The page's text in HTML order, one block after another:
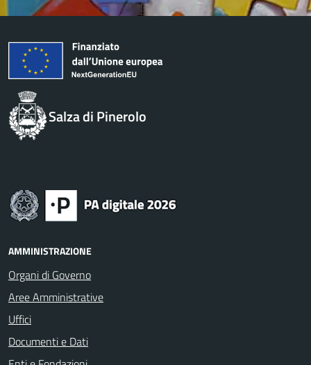
Salza di Pinerolo
AMMINISTRAZIONE
Organi di Governo
Aree Amministrative
Uffici
Documenti e Dati